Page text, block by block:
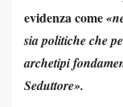
evidenza come
sia politiche che
archetipi
Seduttore».